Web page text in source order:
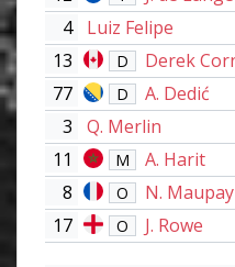
4
Luiz Felipe
13
D
Derek
77
D
A. Dedić
3
Q. Merlin
11 M
A. Harit
8
O
N. Maupay
17
O J. Rowe